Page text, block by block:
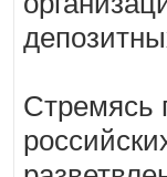
Стремясь